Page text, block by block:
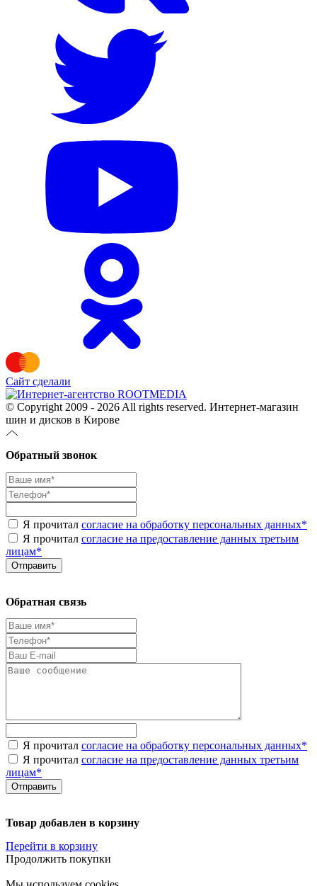
Сайт сделали
© Copyright 2009 - 2026 All rights reserved. Интернет-магазин
шин и дисков в Кирове
Обратный звонок
Я прочитал согласие на обработку персональных данных*
Я прочитал согласие на предоставление данных третьим
лицам*
Обратная связь
Я прочитал согласие на обработку персональных данных*
Я прочитал согласие на предоставление данных третьим
лицам*
Товар добавлен в корзину
Перейти в корзину
Продолжить покупки